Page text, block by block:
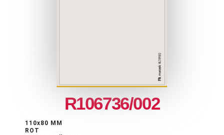
R106736/002
110x80 MM
ROT